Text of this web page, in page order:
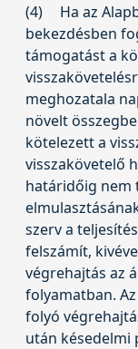
(4)
Ha az
bekezdésben
támogatást a
meghozatala
növelt
kötelezett a
visszakövetelő
határidőig nem
szerv a
felszámít,
végrehajtás az
folyamatban.
folyó
után késedelmi